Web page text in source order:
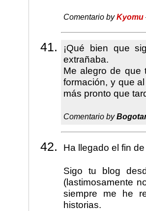
Comentario byKyomu
¡Qué bien que
extrañaba.
Me alegro de que
formación, y que
más pronto que
Comentario by
Ha llegado el fin
Sigo tu blog
(lastimosamente
siempre me he
historias.